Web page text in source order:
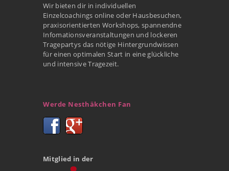
Wir bieten dir in individuellen
Einzelcoachings online oder Hausbesuchen,
praxisorientierten Workshops, spannendne
Infomationsveranstaltungen und lockeren
Tragepartys das nötige Hintergrundwissen
für einen optimalen Start in eine glückliche
und intensive Tragezeit.
Werde Nesthäkchen Fan
Mitglied in der